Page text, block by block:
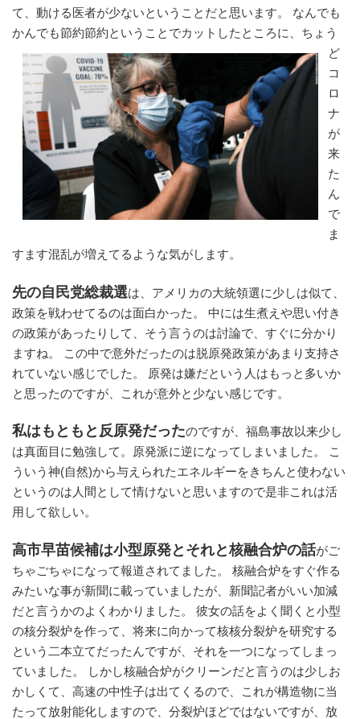
て、動ける医者が少ないということだと思います。 なんでも
かんでも節約節約ということでカットしたところに、ちょう
ど
コ
ロ
ナ
が
来
た
ん
で
ま
すます混乱が増えてるような気がします。
先の自民党総裁選は、アメリカの大統領選に少しは似て、
政策を戦わせてるのは面白かった。 中には生煮えや思い付き
の政策があったりして、そう言うのは討論で、すぐに分かり
ますね。 この中で意外だったのは脱原発政策があまり支持さ
れていない感じでした。 原発は嫌だという人はもっと多いか
と思ったのですが、これが意外と少ない感じです。
私はもともと反原発だったのですが、福島事故以来少し
は真面目に勉強して。原発派に逆になってしまいました。 こ
ういう神(自然)から与えられたエネルギーをきちんと使わない
というのは人間として情けないと思いますので是非これは活
用して欲しい。
高市早苗候補は小型原発とそれと核融合炉の話がご
ちゃごちゃになって報道されてました。 核融合炉をすぐ作る
みたいな事が新聞に載っていましたが、新聞記者がいい加減
だと言うかのよくわかりました。 彼女の話をよく聞くと小型
の核分裂炉を作って、将来に向かって核核分裂炉を研究する
という二本立てだったんですが、それを一つになってしまっ
ていました。 しかし核融合炉がクリーンだと言うのは少しお
かしくて、高速の中性子は出てくるので、これが構造物に当
たって放射能化しますので、分裂炉ほどではないですが、放